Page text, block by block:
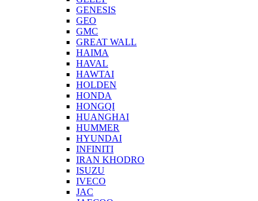
GENESIS
GEO
GMC
GREAT WALL
HAIMA
HAVAL
HAWTAI
HOLDEN
HONDA
HONGQI
HUANGHAI
HUMMER
HYUNDAI
INFINITI
IRAN KHODRO
ISUZU
IVECO
JAC